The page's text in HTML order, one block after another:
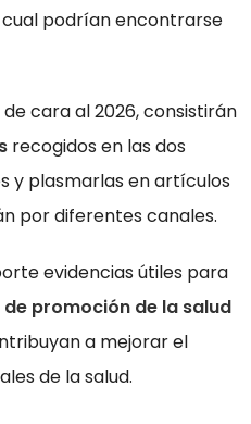
podrían encontrarse
cara al 2026, consistirán
recogidos en las dos
y plasmarlas en artículos
por diferentes canales.
evidencias útiles para
promoción de la salud
a mejorar el
de la salud.